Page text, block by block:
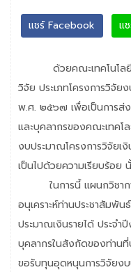
แชร์ Facebook แ
ด้วยคณะเทคโนโลยีก
วิจัย ประเภทโครงการวิจัย
พ.ศ. ๒๕๖๗ เพื่อเป็นการส่
และบุคลากรของคณะเทคโ
งบประมาณโครงการวิจัย
เป็นไปด้วยความเรียบร้อย
ในการนี้ แผนกวิชากา
อนุเคราะห์ท่านประชาสัมพั
ประมาณเงินรายได้ ประจ
บุคลากรในสังกัดของท่านที่
ขอรับทุนอุดหนุนการวิจัยงบ